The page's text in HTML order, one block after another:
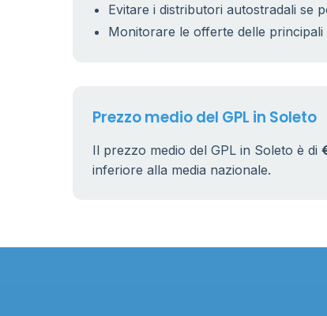
Evitare i distributori autostradali se
Monitorare le offerte delle principali
Prezzo medio del GPL in Soleto
Il prezzo medio del GPL in Soleto è di
inferiore alla media nazionale.